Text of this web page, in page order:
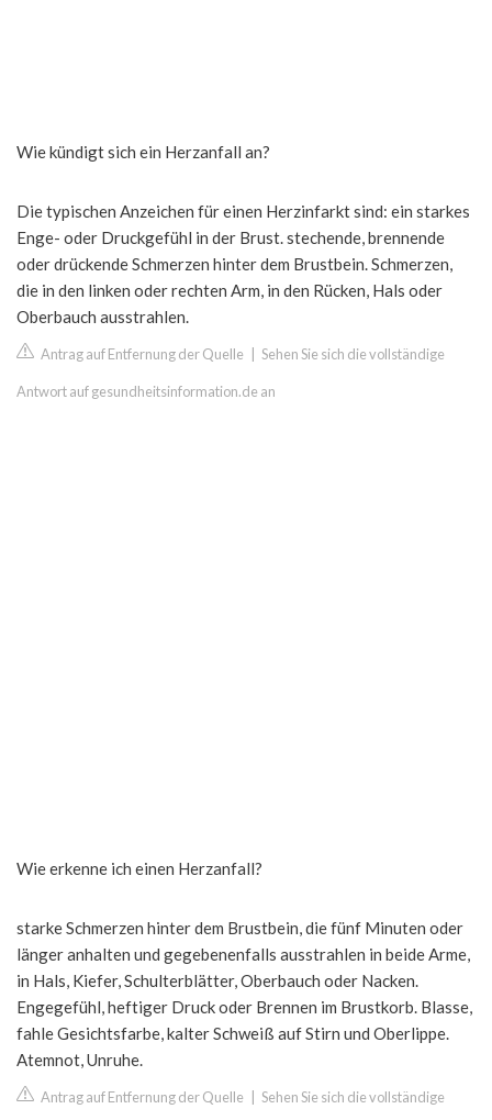
Wie kündigt sich ein Herzanfall an?
Die typischen Anzeichen für einen Herzinfarkt sind: ein starkes
Enge- oder Druckgefühl in der Brust. stechende, brennende
oder drückende Schmerzen hinter dem Brustbein. Schmerzen,
die in den linken oder rechten Arm, in den Rücken, Hals oder
Oberbauch ausstrahlen.
Antrag auf Entfernung der Quelle Sehen Sie sich die vollständige
Antwort auf gesundheitsinformation.de an
Wie erkenne ich einen Herzanfall?
starke Schmerzen hinter dem Brustbein, die fünf Minuten oder
länger anhalten und gegebenenfalls ausstrahlen in beide Arme,
in Hals, Kiefer, Schulterblätter, Oberbauch oder Nacken.
Engegefühl, heftiger Druck oder Brennen im Brustkorb. Blasse,
fahle Gesichtsfarbe, kalter Schweiß auf Stirn und Oberlippe.
Atemnot, Unruhe.
Antrag auf Entfernung der Quelle Sehen Sie sich die vollständige